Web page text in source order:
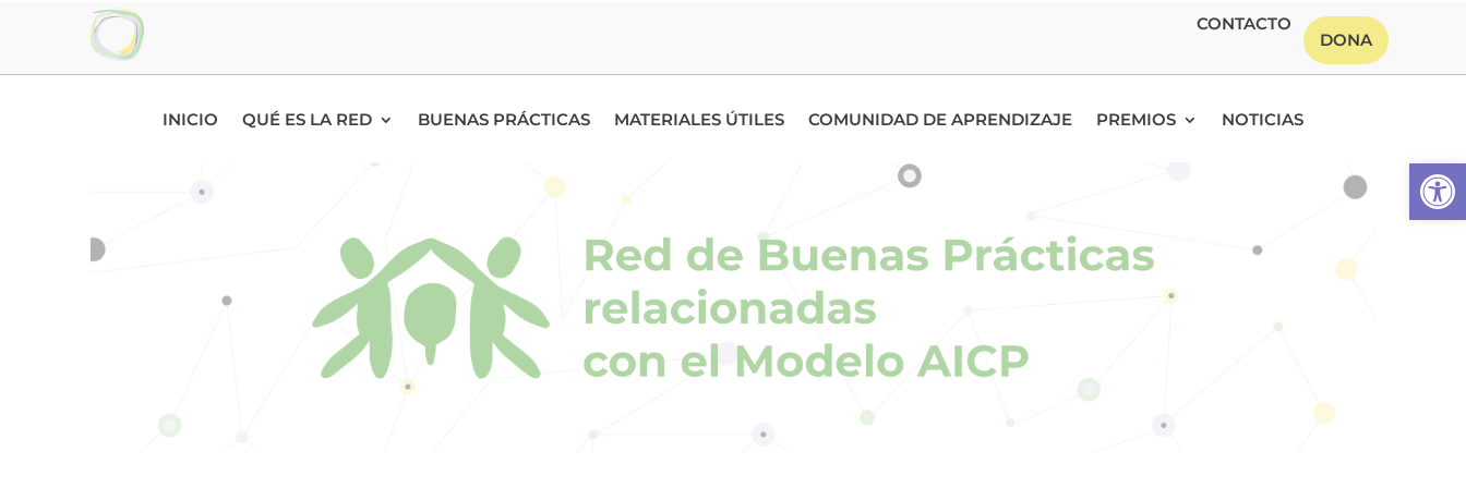
CONTACTO
DONA
INICIO QUÉ ES LA RED BUENAS PRÁCTICAS MATERIALES ÚTILES COMUNIDAD DE APRENDIZAJE PREMIOS NOTICIAS